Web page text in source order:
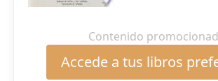
Contenido
Accede a tus libros